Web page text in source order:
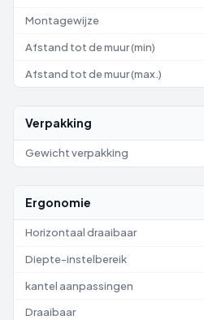
Montagewijze
Afstand tot de muur (min)
Afstand tot de muur (max.)
Verpakking
Gewicht verpakking
Ergonomie
Horizontaal draaibaar
Diepte-instelbereik
kantel aanpassingen
Draaibaar